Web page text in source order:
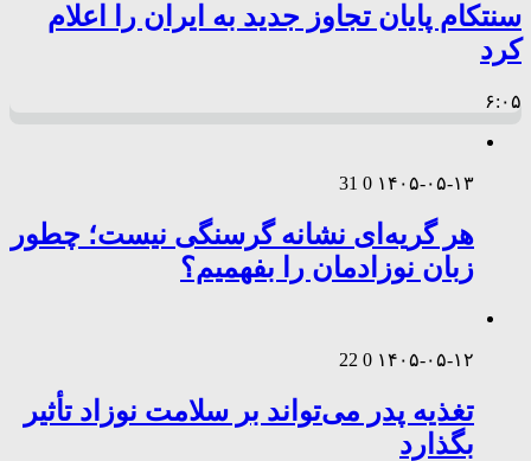
سنتکام پایان تجاوز جدید به ایران را اعلام
کرد
۶:۰۵
۱۴۰۵-۰۵-۱۳ 0
31
هر گریه‌ای نشانه گرسنگی نیست؛ چطور
زبان نوزادمان را بفهمیم؟
۱۴۰۵-۰۵-۱۲ 0
22
تغذیه پدر می‌تواند بر سلامت نوزاد تأثیر
بگذارد